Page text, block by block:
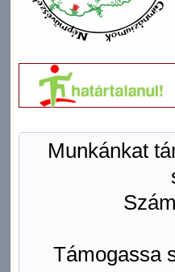
Munkánkat
Támogassa